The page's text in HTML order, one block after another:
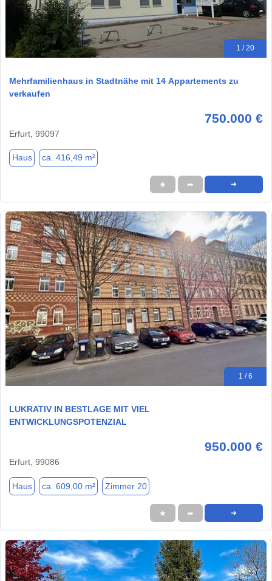
1 / 20
Mehrfamilienhaus in Stadtnähe mit 14 Appartements zu
verkaufen
750.000 €
Erfurt, 99097
Haus ca. 416,49 m²
★ ➦ ➜
1 / 6
LUKRATIV IN BESTLAGE MIT VIEL
ENTWICKLUNGSPOTENZIAL
950.000 €
Erfurt, 99086
Haus ca. 609,00 m² Zimmer 20
★ ➦ ➜